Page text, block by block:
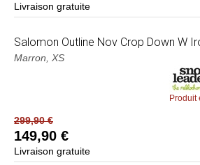
Livraison gratuite
Salomon Outline Nov Crop Down W
Marron, XS
Produit
299,90 €
149,90 €
Livraison gratuite